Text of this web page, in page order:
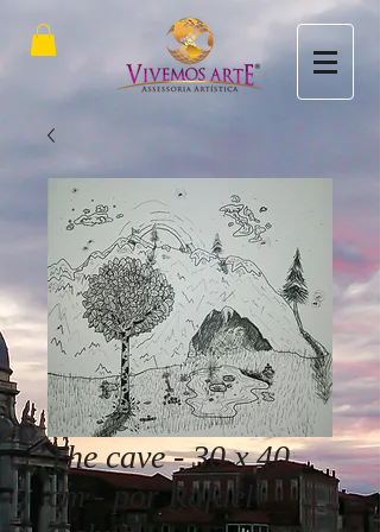
The cave - 30 x 40
cm - por Rafael